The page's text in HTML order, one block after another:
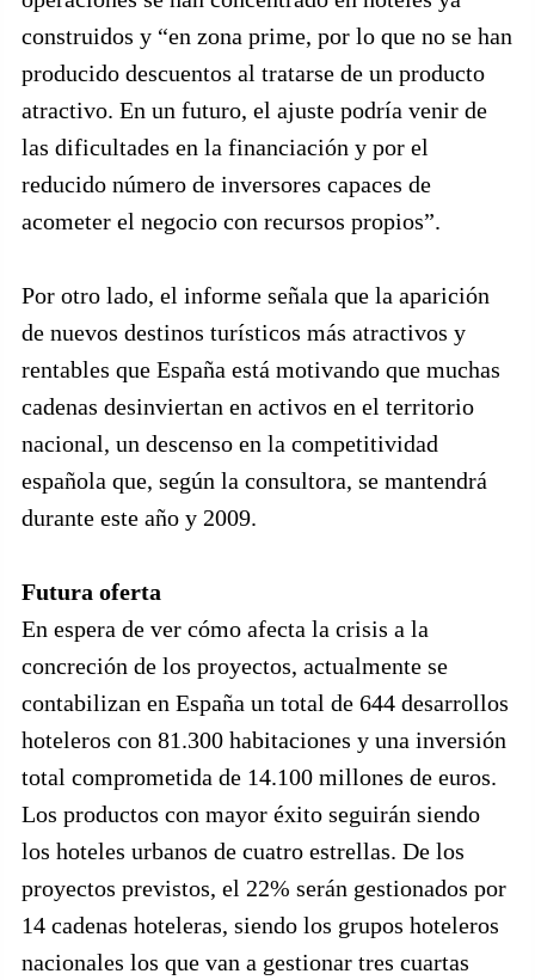
construidos y “en zona prime, por lo que no se han
producido descuentos al tratarse de un producto
atractivo. En un futuro, el ajuste podría venir de
las dificultades en la financiación y por el
reducido número de inversores capaces de
acometer el negocio con recursos propios”.
Por otro lado, el informe señala que la aparición
de nuevos destinos turísticos más atractivos y
rentables que España está motivando que muchas
cadenas desinviertan en activos en el territorio
nacional, un descenso en la competitividad
española que, según la consultora, se mantendrá
durante este año y 2009.
Futura oferta
En espera de ver cómo afecta la crisis a la
concreción de los proyectos, actualmente se
contabilizan en España un total de 644 desarrollos
hoteleros con 81.300 habitaciones y una inversión
total comprometida de 14.100 millones de euros.
Los productos con mayor éxito seguirán siendo
los hoteles urbanos de cuatro estrellas. De los
proyectos previstos, el 22% serán gestionados por
14 cadenas hoteleras, siendo los grupos hoteleros
nacionales los que van a gestionar tres cuartas